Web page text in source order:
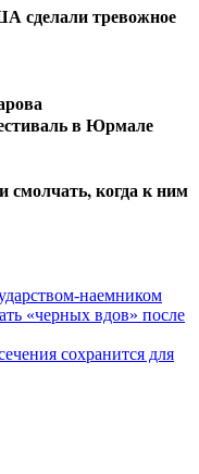
сделали тревожное
в Юрмале
смолчать, когда к ним
наемником
«черных вдов» после
сохранится для